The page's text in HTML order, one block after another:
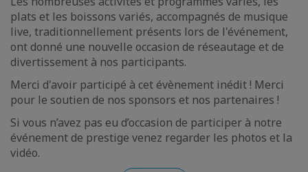
plats et les boissons variés, accompagnés de musique
live, traditionnellement présents lors de l'événement,
ont donné une nouvelle occasion de réseautage et de
divertissement à nos participants.
Merci d'avoir participé à cet évènement inédit ! Merci
pour le soutien de nos sponsors et nos partenaires !
Si vous n’avez pas eu d’occasion de participer à notre
événement de prestige venez regarder les photos et la
vidéo.